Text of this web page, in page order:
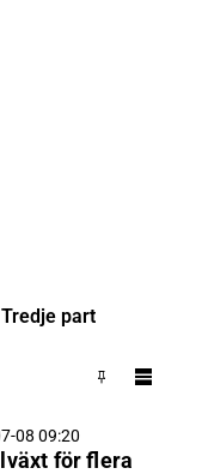
Tredje part
08 09:20
för flera